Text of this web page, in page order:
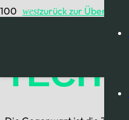
westzurück zur Übersicht